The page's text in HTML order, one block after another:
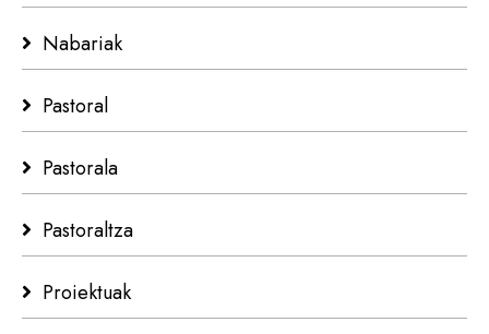
Nabariak
Pastoral
Pastorala
Pastoraltza
Proiektuak